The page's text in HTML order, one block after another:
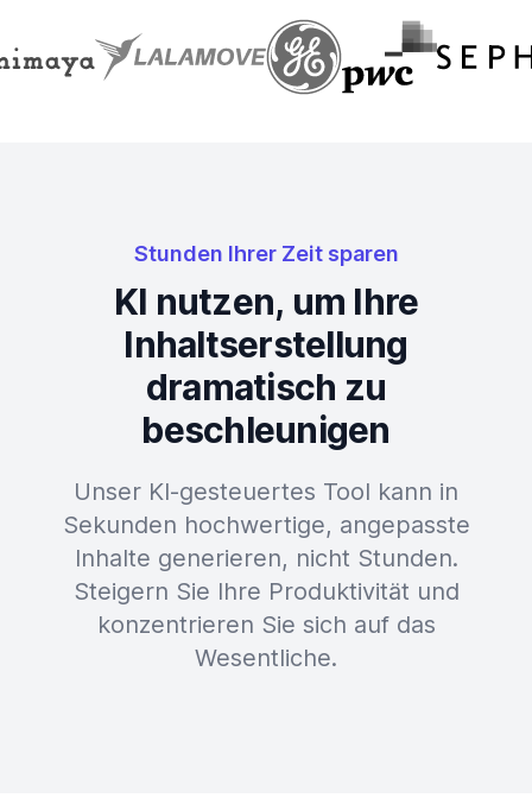
Stunden Ihrer Zeit sparen
KI nutzen, um Ihre
Inhaltserstellung
dramatisch zu
beschleunigen
Unser KI-gesteuertes Tool kann in
Sekunden hochwertige, angepasste
Inhalte generieren, nicht Stunden.
Steigern Sie Ihre Produktivität und
konzentrieren Sie sich auf das
Wesentliche.